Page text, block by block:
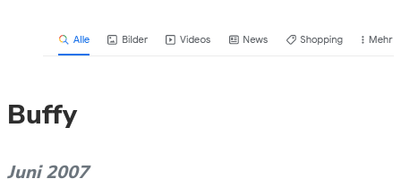
Buffy
Juni 2007